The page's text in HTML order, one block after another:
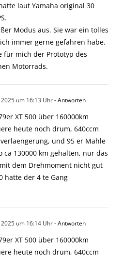
laut Yamaha original 30
Modus aus. Sie war ein tolles
immer gerne gefahren habe.
für mich der Prototyp des
Motorrads.
um 16:13 Uhr- Antworten
XT 500 über 160000km
heute noch drum, 640ccm
und 95 er Mahle
ca 130000 km gehalten, nur das
dem Drehmoment nicht gut
hatte der 4 te Gang
um 16:14 Uhr- Antworten
XT 500 über 160000km
heute noch drum, 640ccm